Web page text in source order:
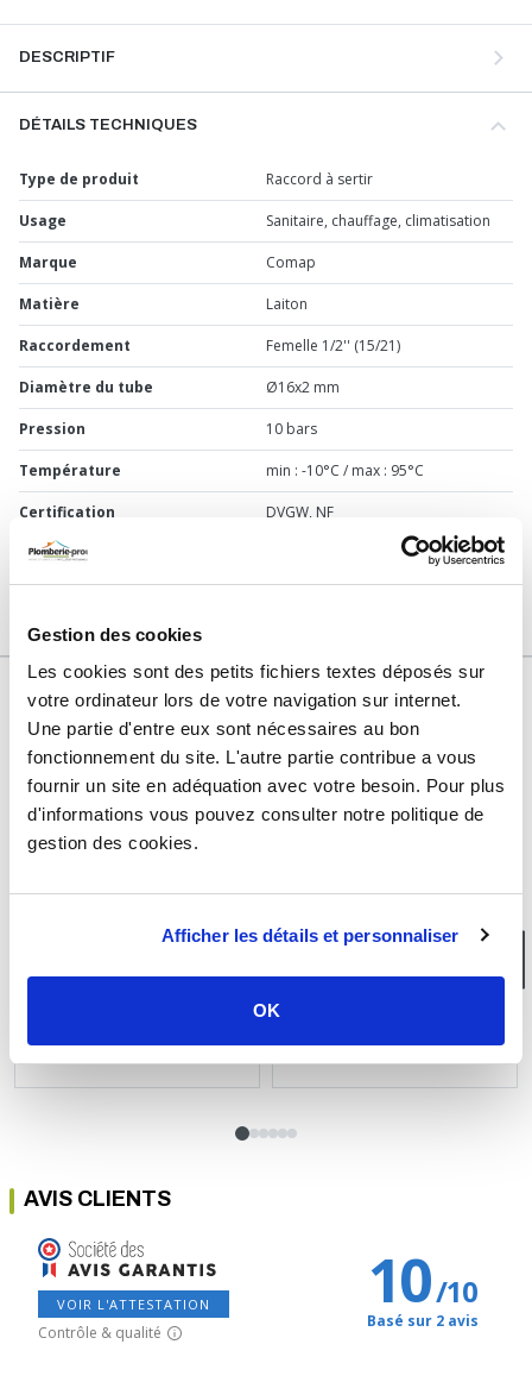
Gestion des cookies
Les cookies sont des petits fichiers textes déposés sur
votre ordinateur lors de votre navigation sur internet.
Une partie d'entre eux sont nécessaires au bon
fonctionnement du site. L'autre partie contribue a vous
fournir un site en adéquation avec votre besoin. Pour plus
d'informations vous pouvez consulter notre politique de
gestion des cookies.
Afficher les détails et personnaliser
OK
(25x2,5 mm)
Ø32 : tube Multicouche Ø ext. de 32 mm et ép. tube : 3 mm (32x3
mm)
DESCRIPTIF
DÉTAILS TECHNIQUES
Type de produit Raccord à sertir
Usage Sanitaire, chauffage, climatisation
Marque Comap
Matière Laiton
Raccordement Femelle 1/2'' (15/21)
Diamètre du tube Ø16x2 mm
Pression 10 bars
Température min : -10°C / max : 95°C
Certification DVGW, NF
Garantie
DÉCOUVREZ ÉGALEMENT
RACCORD
MULTICOUCHE À
TÉ ÉGAL MULTICOUCHE
8,26 €
COUDE FEMELLE À
Ø16 - FEMELLE 1/2''
6,58 €
AVIS CLIENTS
VOIR L'ATTESTATION
Contrôle & qualité
10/10
Basé sur 2 avis